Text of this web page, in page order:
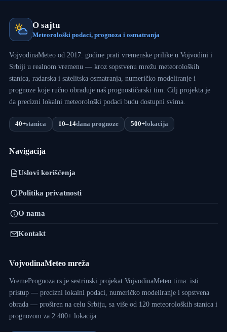
O sajtu
Meteorološki podaci, prognoza i osmatranja
VojvodinaMeteo od 2017. godine prati vremenske prilike u Vojvodini i
Srbiji u realnom vremenu — kroz sopstvenu mrežu meteoroloških
stanica, radarska i satelitska osmatranja, numeričko modeliranje i
prognoze koje ručno obrađuje naš prognostičarski tim. Cilj projekta je
da precizni lokalni meteorološki podaci budu dostupni svima.
40+stanica 10–14dana prognoze 500+lokacija
Navigacija
Uslovi korišćenja
Politika privatnosti
O nama
Kontakt
VojvodinaMeteo mreža
VremePrognoza.rs je sestrinski projekat VojvodinaMeteo tima: isti
pristup — precizni lokalni podaci, numeričko modeliranje i sopstvena
obrada — proširen na celu Srbiju, sa više od 120 meteoroloških stanica i
prognozom za 2.400+ lokacija.